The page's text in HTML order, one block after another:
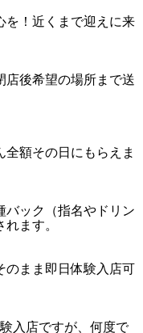
を！近くまで迎えに来
店後希望の場所まで送
額その日にもらえま
バック（指名やドリン
ます。
のまま即日体験入店可
入店ですが、何度で